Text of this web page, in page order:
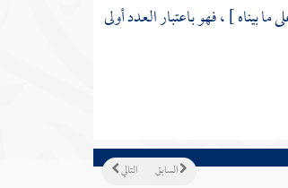
بيناه ] ، فهو باعتبار العدد أولى
التالي السابق